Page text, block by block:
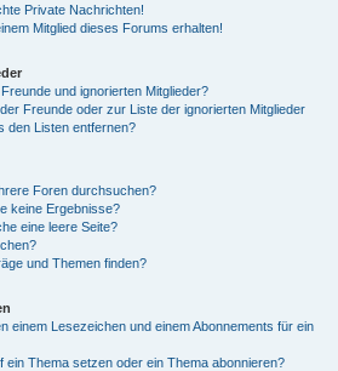
Private Nachrichten!
Mitglied dieses Forums erhalten!
und ignorierten Mitglieder?
Freunde oder zur Liste der ignorierten Mitglieder
den Listen entfernen?
Foren durchsuchen?
keine Ergebnisse?
eine leere Seite?
und Themen finden?
einem Lesezeichen und einem Abonnements für ein
ein Thema setzen oder ein Thema abonnieren?